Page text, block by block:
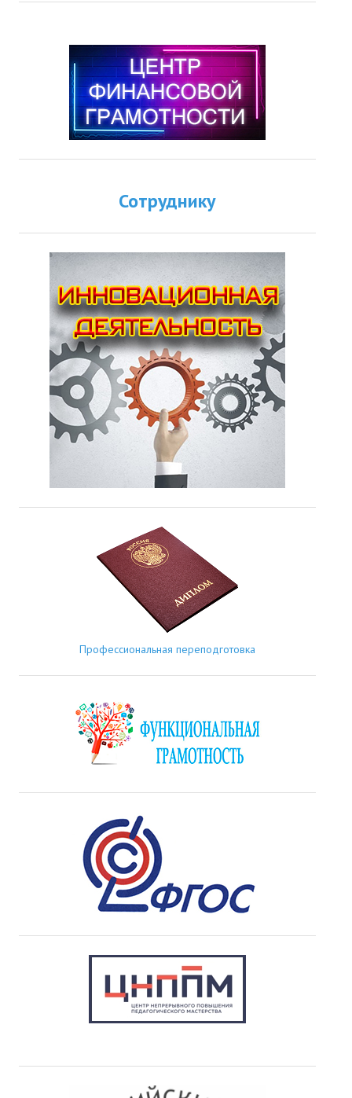
Сотруднику
Профессиональная переподготовка